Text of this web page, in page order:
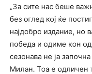
„За сите нас беше
без оглед кој ќе
најдобро издание, но
победа и одиме кон
сезонава не ја
Милан. Тоа е одличен